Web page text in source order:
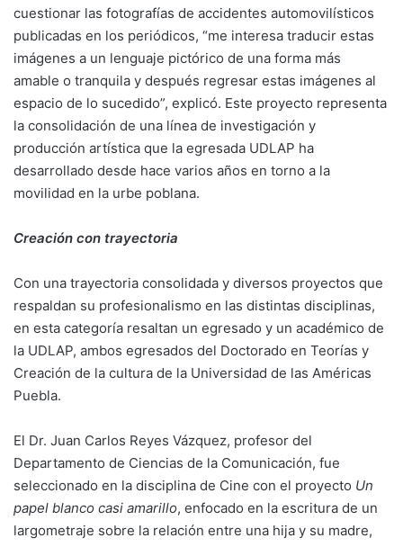
cuestionar las fotografías de accidentes automovilísticos
publicadas en los periódicos, “me interesa traducir estas
imágenes a un lenguaje pictórico de una forma más
amable o tranquila y después regresar estas imágenes al
espacio de lo sucedido”, explicó. Este proyecto representa
la consolidación de una línea de investigación y
producción artística que la egresada UDLAP ha
desarrollado desde hace varios años en torno a la
movilidad en la urbe poblana.
Creación con trayectoria
Con una trayectoria consolidada y diversos proyectos que
respaldan su profesionalismo en las distintas disciplinas,
en esta categoría resaltan un egresado y un académico de
la UDLAP, ambos egresados del Doctorado en Teorías y
Creación de la cultura de la Universidad de las Américas
Puebla.
El Dr. Juan Carlos Reyes Vázquez, profesor del
Departamento de Ciencias de la Comunicación, fue
seleccionado en la disciplina de Cine con el proyecto Un
papel blanco casi amarillo, enfocado en la escritura de un
largometraje sobre la relación entre una hija y su madre,